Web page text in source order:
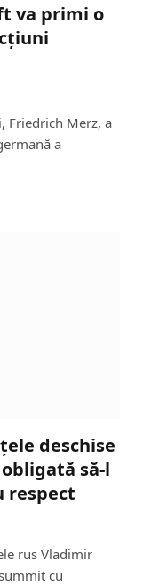
va primi o
Friedrich Merz, a
a
deschise
să-l
respect
rus Vladimir
cu